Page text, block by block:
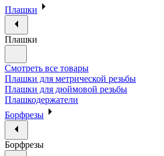
Плашки
Плашки
Смотреть все товары
Плашки для метрической резьбы
Плашки для дюймовой резьбы
Плашкодержатели
Борфрезы
Борфрезы